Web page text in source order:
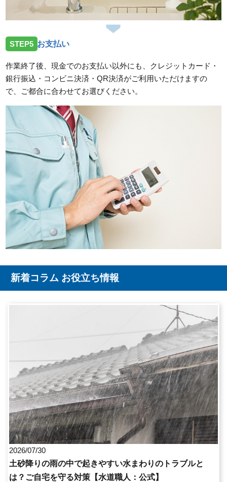
STEP5 お支払い
作業終了後、現金でのお支払い以外にも、クレジットカード・
銀行振込・コンビニ決済・QR決済がご利用いただけますの
で、ご都合に合わせてお選びください。
新着コラム お役立ち情報
2026/07/30
土砂降りの雨の中で起きやすい水まわりのトラブルと
は？ご自宅を守る対策【水道職人：公式】